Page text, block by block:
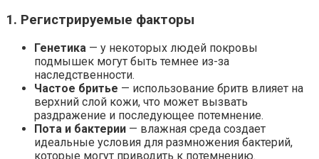
1. Регистрируемые факторы
Генетика — у некоторых людей покровы
подмышек могут быть темнее из-за
наследственности.
Частое бритье — использование бритв влияет на
верхний слой кожи, что может вызвать
раздражение и последующее потемнение.
Пота и бактерии — влажная среда создает
идеальные условия для размножения бактерий,
которые могут приводить к потемнению.